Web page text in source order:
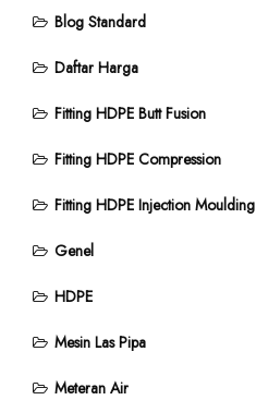
Blog Standard
Daftar Harga
Fitting HDPE Butt Fusion
Fitting HDPE Compression
Fitting HDPE Injection Moulding
Genel
HDPE
Mesin Las Pipa
Meteran Air